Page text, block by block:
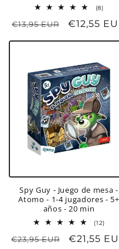
(8)8
Precio
€13,95 EUR
Precio
€12,55
Spy Guy - Juego de mesa -
Atomo - 1-4 jugadores - 5+
años - 20 min
(12)
Precio
€23,95 EUR
Precio
€21,55